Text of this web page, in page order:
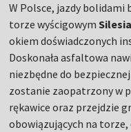
W Polsce, jazdy bolidami
torze wyścigowym
okiem doświadczonych
Doskonała asfaltowa
niezbędne do
zostanie zaopatrzony w
rękawice oraz przejdzie
obowiązujących na torze,